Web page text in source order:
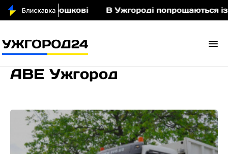
у Порошкові В Ужгороді попрощаються із
АВЕ Ужгород